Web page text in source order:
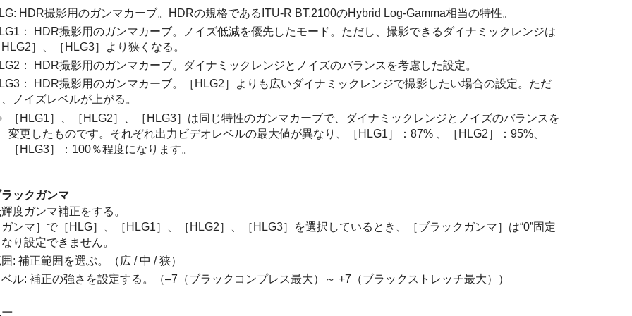
: HDR撮影⽤のガンマカーブ。HDRの規格であるITU-R BT.2100のHybrid Log-Gamma相当の特性。
： HDR撮影用のガンマカーブ。ノイズ低減を優先したモード。ただし、撮影できるダイナミックレンジは
HLG2］
［HLG3］
より狭くなる。
： HDR撮影用のガンマカーブ。ダイナミックレンジとノイズのバランスを考慮した設定。
： HDR撮影用のガンマカーブ。 ［HLG2］
よりも広いダイナミックレンジで撮影したい場合の設定。ただ
、ノイズレベルが上がる。
［HLG1］
［HLG2］ ［HLG3］ は同じ特性のガンマカーブで、ダイナミックレンジとノイズのバランスを
変更したものです。それぞれ出力ビデオレベルの最大値が異なり、
［HLG1］ ：87% 、 ［HLG2］
：95%、
［HLG3］
：100％程度になります。
ックガンマ
度ガンマ補正をする。
ガンマ］ で ［HLG］ ［HLG1］ ［HLG2］ ［HLG3］ を選択しているとき、 ［ブラックガンマ］ は“0”固定
なり設定できません。
: 補正範囲を選ぶ。（広 / 中 / 狭）
ベル: 補正の強さを設定する。（–7（ブラックコンプレス最大）～ +7（ブラックストレッチ最大））